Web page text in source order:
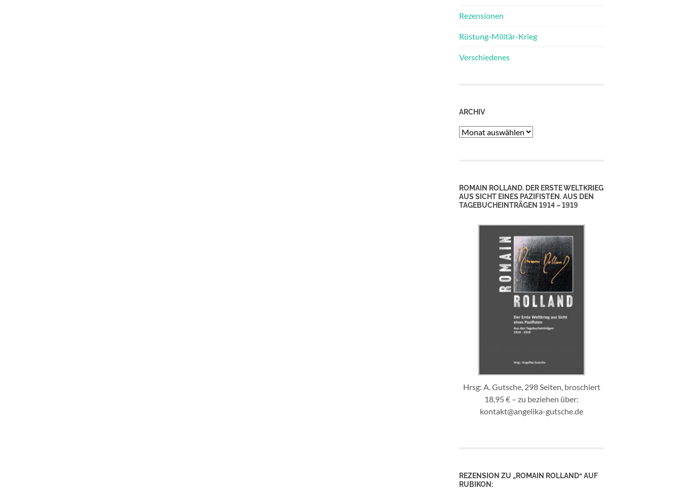
Rezensionen
Rüstung-Militär-Krieg
Verschiedenes
ARCHIV
Archiv
ROMAIN ROLLAND. DER ERSTE WELTKRIEG
AUS SICHT EINES PAZIFISTEN. AUS DEN
TAGEBUCHEINTRÄGEN 1914 – 1919
Hrsg: A. Gutsche, 298 Seiten, broschiert
18,95 € – zu beziehen über:
kontakt@angelika-gutsche.de
REZENSION ZU „ROMAIN ROLLAND“ AUF
RUBIKON: